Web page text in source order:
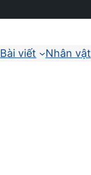
Bài viết Nhân vật